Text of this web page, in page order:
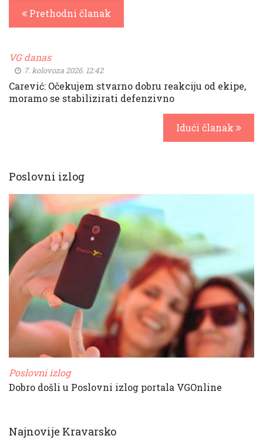
Prethodni članak
VG danas
7. kolovoza 2026. 12:42
Carević: Očekujem stvarno dobru reakciju od ekipe,
moramo se stabilizirati defenzivno
Idući članak
Poslovni izlog
Poslovni izlog
Dobro došli u Poslovni izlog portala VGOnline
Najnovije Kravarsko